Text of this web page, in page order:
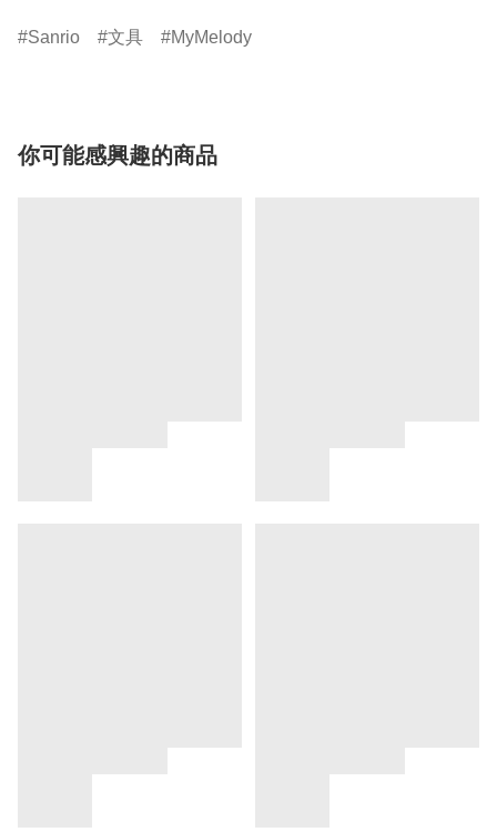
Sanrio 文具 MyMelody
你可能感興趣的商品